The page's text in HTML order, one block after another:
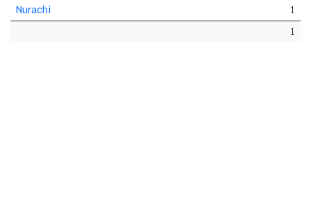
Nurachi
1
1